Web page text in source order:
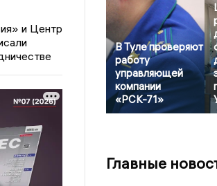
и Центр
В Туле проверяют
работу
управляющей
компании
«РСК-71»
Главные